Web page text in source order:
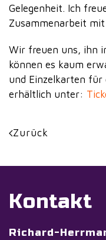
Gelegenheit. Ich
Zusammenarbeit mit
Wir freuen uns, ihn
können es kaum
und Einzelkarten für
erhältlich unter:
Zurück
Kontakt
Richard-